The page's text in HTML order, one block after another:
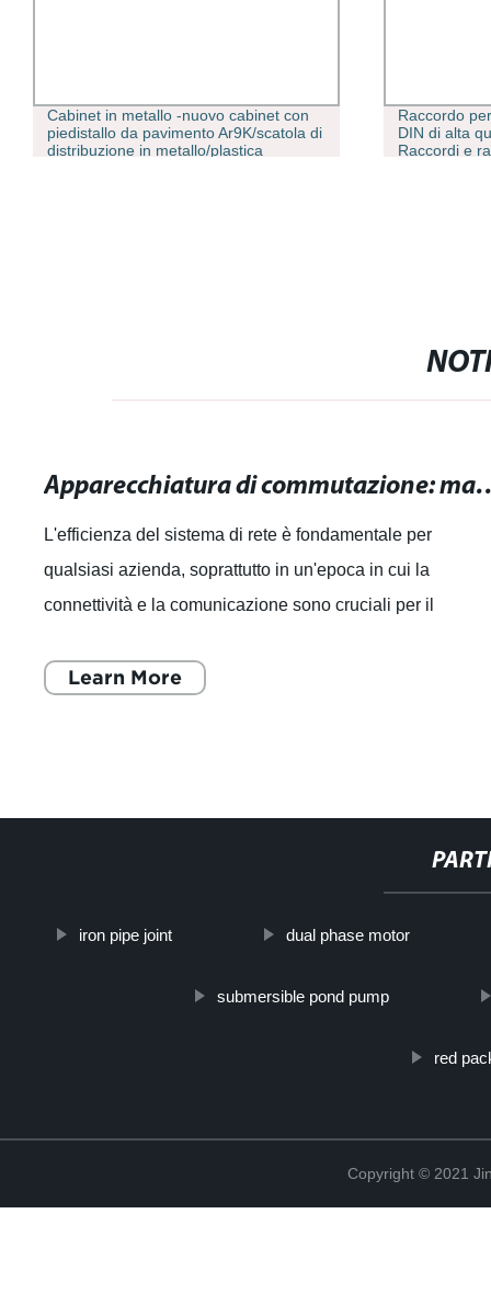
Cabinet in metallo -nuovo cabinet con
piedistallo da pavimento Ar9K/scatola di
distribuzione in metallo/plastica
Raccordo
DIN di alta
Raccordi e
Apparecchiatura di
L'efficienza del sistema di rete è fondamentale per
qualsiasi azienda, soprattutto in un'epoca in cui la
connettività e la comunicazione sono cruciali per il
Learn More
iron pipe joint dual phase motor
submersible pond pump
red
Copyright © 2021